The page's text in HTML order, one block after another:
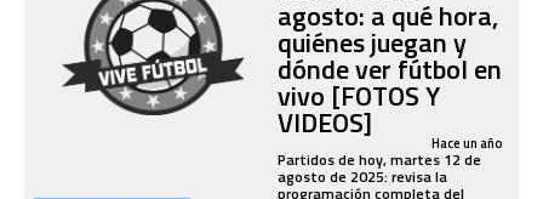
agosto: a qué hora,
quiénes juegan y
dónde ver fútbol en
vivo [FOTOS Y
VIDEOS] Hace un año
Partidos de hoy, martes 12 de
agosto de 2025: revisa la
programación completa del